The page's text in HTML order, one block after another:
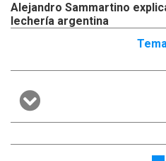
Alejandro Sammartino
lechería argentina